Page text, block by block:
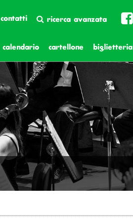
contatti ricerca avanzata
calendario cartellone biglietteria